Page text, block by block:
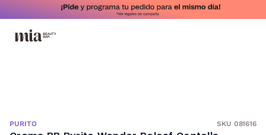
PURITO SKU 081616